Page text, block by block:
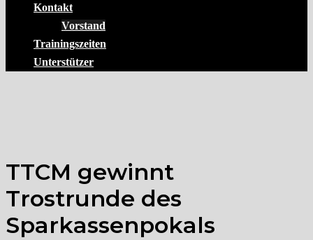
Kontakt
Vorstand
Trainingszeiten
Unterstützer
TTCM gewinnt
Trostrunde des
Sparkassenpokals